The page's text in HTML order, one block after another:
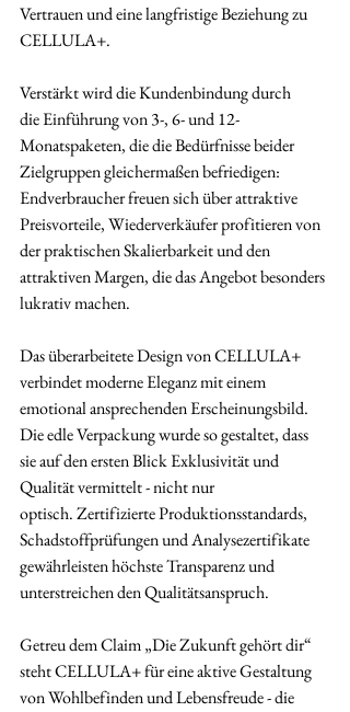
Vertrauen und eine langfristige Beziehung zu
CELLULA+.
Verstärkt wird die Kundenbindung durch
die Einführung von 3-, 6- und 12-
Monatspaketen, die die Bedürfnisse beider
Zielgruppen gleichermaßen befriedigen:
Endverbraucher freuen sich über attraktive
Preisvorteile, Wiederverkäufer profitieren von
der praktischen Skalierbarkeit und den
attraktiven Margen, die das Angebot besonders
lukrativ machen.
Das überarbeitete Design von CELLULA+
verbindet moderne Eleganz mit einem
emotional ansprechenden Erscheinungsbild.
Die edle Verpackung wurde so gestaltet, dass
sie auf den ersten Blick Exklusivität und
Qualität vermittelt - nicht nur
optisch. Zertifizierte Produktionsstandards,
Schadstoffprüfungen und Analysezertifikate
gewährleisten höchste Transparenz und
unterstreichen den Qualitätsanspruch.
Getreu dem Claim „Die Zukunft gehört dir“
steht CELLULA+ für eine aktive Gestaltung
von Wohlbefinden und Lebensfreude - die